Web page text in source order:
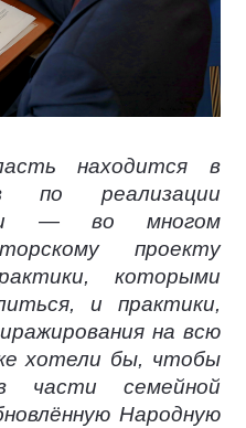
находится в
по реализации
— во многом
проекту
которыми
и практики,
на всю
хотели бы, чтобы
части семейной
Народную